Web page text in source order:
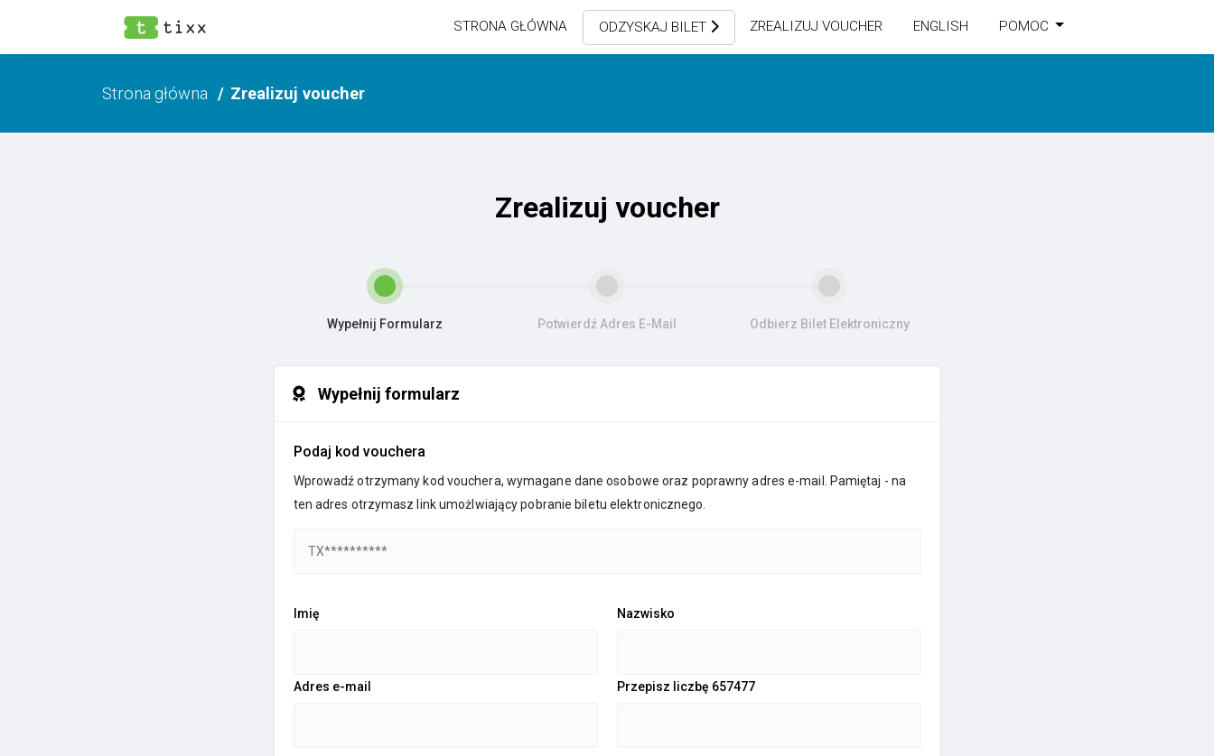
STRONA GŁÓWNA ODZYSKAJ BILET ZREALIZUJ VOUCHER ENGLISH POMOC
Strona główna Zrealizuj voucher
Zrealizuj voucher
Wypełnij Formularz Potwierdź Adres E-Mail Odbierz Bilet Elektroniczny
Wypełnij formularz
Podaj kod vouchera
Wprowadź otrzymany kod vouchera, wymagane dane osobowe oraz poprawny adres e-mail. Pamiętaj - na
ten adres otrzymasz link umożlwiający pobranie biletu elektronicznego.
Imię Nazwisko
Adres e-mail Przepisz liczbę 657477